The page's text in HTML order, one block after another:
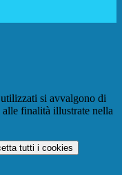
si avvalgono di
finalità illustrate nella
tutti i cookies